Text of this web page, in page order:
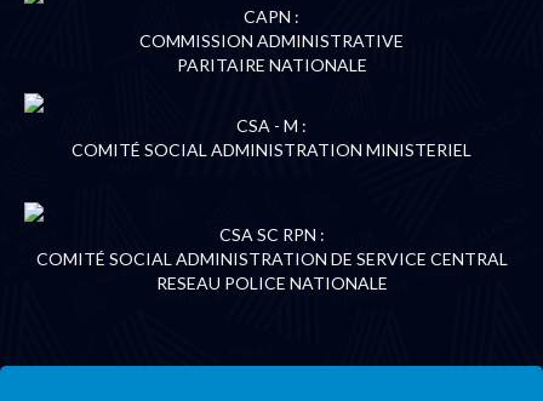
CAPN :
COMMISSION ADMINISTRATIVE
PARITAIRE NATIONALE
CSA - M :
COMITÉ SOCIAL ADMINISTRATION MINISTERIEL
CSA SC RPN :
COMITÉ SOCIAL ADMINISTRATION DE SERVICE CENTRAL
RESEAU POLICE NATIONALE